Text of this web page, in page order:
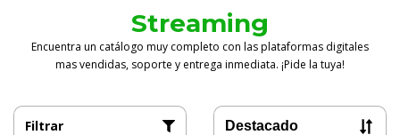
Streaming
Encuentra un catálogo muy completo con las plataformas digitales
mas vendidas, soporte y entrega inmediata. ¡Pide la tuya!
Filtrar